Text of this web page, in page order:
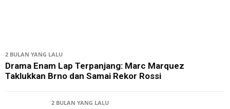
2 BULAN YANG LALU
Drama Enam Lap Terpanjang: Marc Marquez
Taklukkan Brno dan Samai Rekor Rossi
2 BULAN YANG LALU